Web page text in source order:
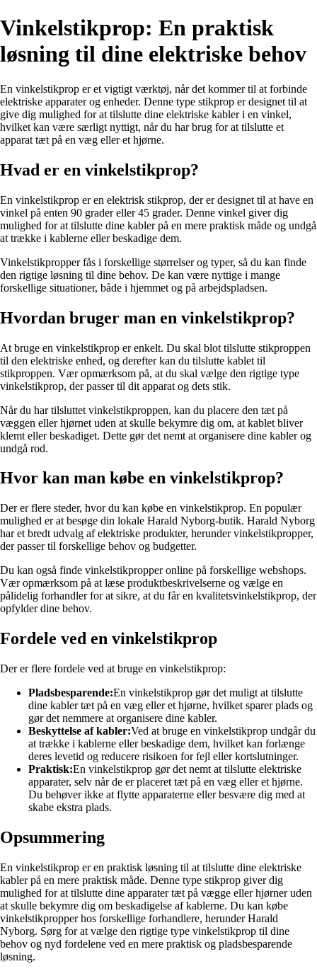
Vinkelstikprop: En praktisk
løsning til dine elektriske behov
En vinkelstikprop er et vigtigt værktøj, når det kommer til at forbinde
elektriske apparater og enheder. Denne type stikprop er designet til at
give dig mulighed for at tilslutte dine elektriske kabler i en vinkel,
hvilket kan være særligt nyttigt, når du har brug for at tilslutte et
apparat tæt på en væg eller et hjørne.
Hvad er en vinkelstikprop?
En vinkelstikprop er en elektrisk stikprop, der er designet til at have en
vinkel på enten 90 grader eller 45 grader. Denne vinkel giver dig
mulighed for at tilslutte dine kabler på en mere praktisk måde og undgå
at trække i kablerne eller beskadige dem.
Vinkelstikpropper fås i forskellige størrelser og typer, så du kan finde
den rigtige løsning til dine behov. De kan være nyttige i mange
forskellige situationer, både i hjemmet og på arbejdspladsen.
Hvordan bruger man en vinkelstikprop?
At bruge en vinkelstikprop er enkelt. Du skal blot tilslutte stikproppen
til den elektriske enhed, og derefter kan du tilslutte kablet til
stikproppen. Vær opmærksom på, at du skal vælge den rigtige type
vinkelstikprop, der passer til dit apparat og dets stik.
Når du har tilsluttet vinkelstikproppen, kan du placere den tæt på
væggen eller hjørnet uden at skulle bekymre dig om, at kablet bliver
klemt eller beskadiget. Dette gør det nemt at organisere dine kabler og
undgå rod.
Hvor kan man købe en vinkelstikprop?
Der er flere steder, hvor du kan købe en vinkelstikprop. En populær
mulighed er at besøge din lokale Harald Nyborg-butik. Harald Nyborg
har et bredt udvalg af elektriske produkter, herunder vinkelstikpropper,
der passer til forskellige behov og budgetter.
Du kan også finde vinkelstikpropper online på forskellige webshops.
Vær opmærksom på at læse produktbeskrivelserne og vælge en
pålidelig forhandler for at sikre, at du får en kvalitetsvinkelstikprop, der
opfylder dine behov.
Fordele ved en vinkelstikprop
Der er flere fordele ved at bruge en vinkelstikprop:
Pladsbesparende:En vinkelstikprop gør det muligt at tilslutte
dine kabler tæt på en væg eller et hjørne, hvilket sparer plads og
gør det nemmere at organisere dine kabler.
Beskyttelse af kabler:Ved at bruge en vinkelstikprop undgår du
at trække i kablerne eller beskadige dem, hvilket kan forlænge
deres levetid og reducere risikoen for fejl eller kortslutninger.
Praktisk:En vinkelstikprop gør det nemt at tilslutte elektriske
apparater, selv når de er placeret tæt på en væg eller et hjørne.
Du behøver ikke at flytte apparaterne eller besvære dig med at
skabe ekstra plads.
Opsummering
En vinkelstikprop er en praktisk løsning til at tilslutte dine elektriske
kabler på en mere praktisk måde. Denne type stikprop giver dig
mulighed for at tilslutte dine apparater tæt på vægge eller hjørner uden
at skulle bekymre dig om beskadigelse af kablerne. Du kan købe
vinkelstikpropper hos forskellige forhandlere, herunder Harald
Nyborg. Sørg for at vælge den rigtige type vinkelstikprop til dine
behov og nyd fordelene ved en mere praktisk og pladsbesparende
løsning.